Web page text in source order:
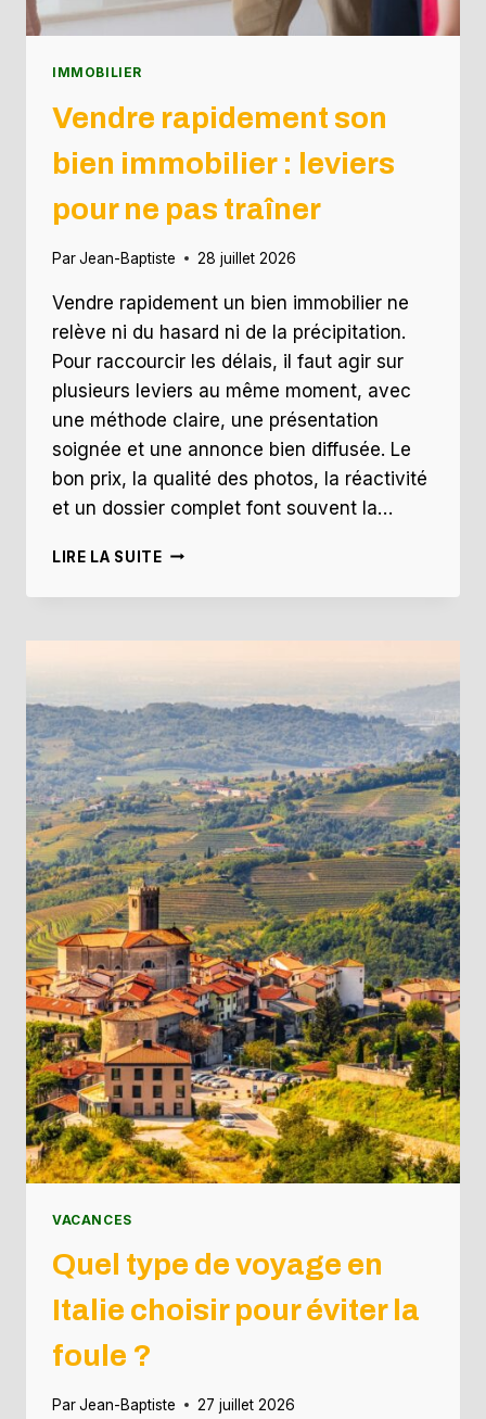
IMMOBILIER
Vendre rapidement son
bien immobilier : leviers
pour ne pas traîner
ParJean-Baptiste 28 juillet 2026
Vendre rapidement un bien immobilier ne
relève ni du hasard ni de la précipitation.
Pour raccourcir les délais, il faut agir sur
plusieurs leviers au même moment, avec
une méthode claire, une présentation
soignée et une annonce bien diffusée. Le
bon prix, la qualité des photos, la réactivité
et un dossier complet font souvent la…
LIRE LA SUITEVENDRE
SON
IMMOBILIER
POUR
NE
PAS
TRAÎNER
VACANCES
Quel type de voyage en
Italie choisir pour éviter la
foule ?
ParJean-Baptiste 27 juillet 2026